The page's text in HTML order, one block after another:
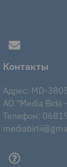
Контакты
Адрес: MD-
AO "Media Birlii
Телефон: